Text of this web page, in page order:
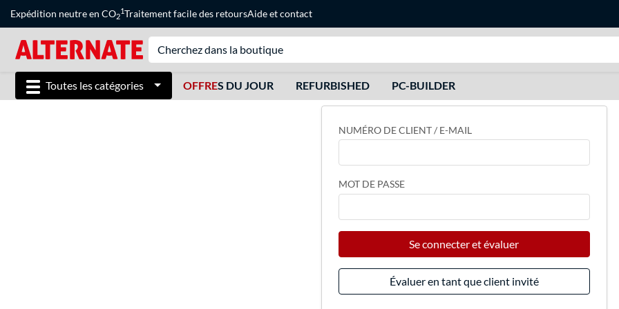
Expédition neutre en CO2
1Traitement facile des retoursAideetcontact
Toutes les catégories OFFRES DU JOUR REFURBISHED PC-BUILDER
NUMÉRO DE CLIENT / E-MAIL
MOT DE PASSE
Se connecter et évaluer
Évaluer en tant que client invité